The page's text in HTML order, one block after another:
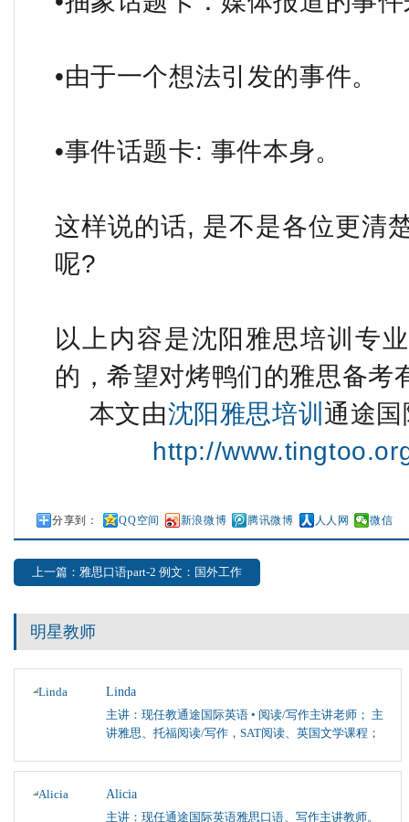
•由于一个想法引发的事件。
•事件话题卡: 事件本身。
这样说的话, 是不是各位更清
呢?
以上内容是沈阳雅思培训专
的，希望对烤鸭们的雅思备考
本文由沈阳雅思培训 通途
http://
分享到： QQ空间 新浪微博 腾讯微博 人人网 微信
上一篇：雅思口语part-2 例文：国外工作
明星教师
Linda
主讲：现任教通途国际英语 • 阅读/写作主讲老师； 主
讲雅思、托福阅读/写作，SAT阅读、英国文学课程；
Alicia
主讲：现任通途国际英语雅思口语、写作主讲教师。